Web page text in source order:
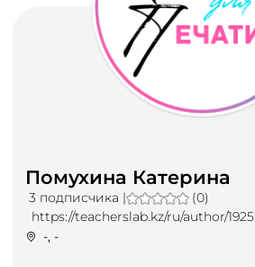
Помухина Катерина
3 подписчика |
(0)
https://teacherslab.kz/ru/author/1925
-, -